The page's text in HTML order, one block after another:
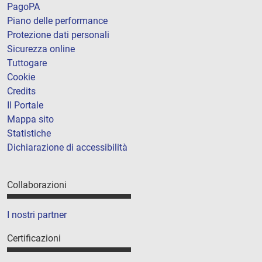
PagoPA
Piano delle performance
Protezione dati personali
Sicurezza online
Tuttogare
Cookie
Credits
Il Portale
Mappa sito
Statistiche
Dichiarazione di accessibilità
Collaborazioni
I nostri partner
Certificazioni